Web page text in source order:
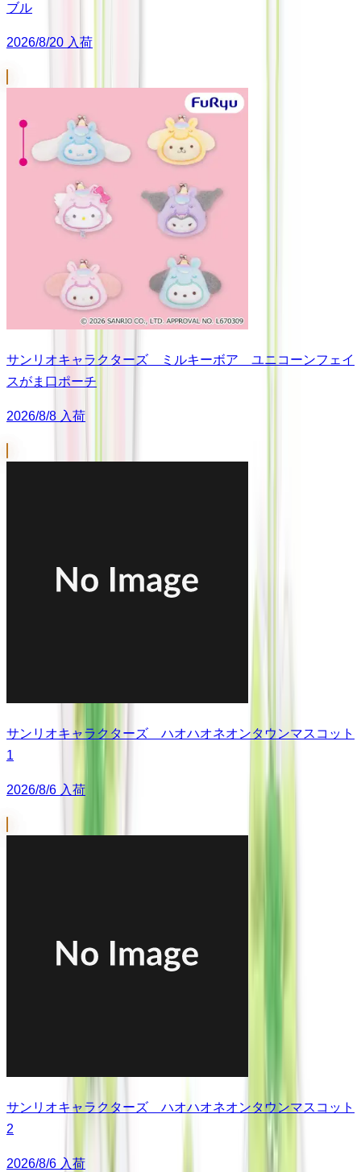
ブル
2026/8/20 入荷
サンリオキャラクターズ ミルキーボア ユニコーンフェイ
スがま口ポーチ
2026/8/8 入荷
サンリオキャラクターズ ハオハオネオンタウンマスコット
1
2026/8/6 入荷
サンリオキャラクターズ ハオハオネオンタウンマスコット
2
2026/8/6 入荷